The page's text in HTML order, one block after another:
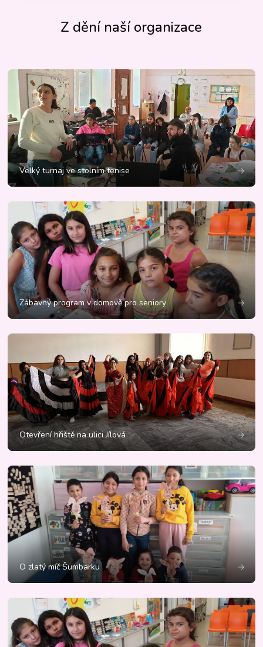
Z dění naší organizace
Velký turnaj ve stolním tenise
Zábavný program v domově pro seniory
Otevření hřiště na ulici Jílová
O zlatý míč Šumbarku